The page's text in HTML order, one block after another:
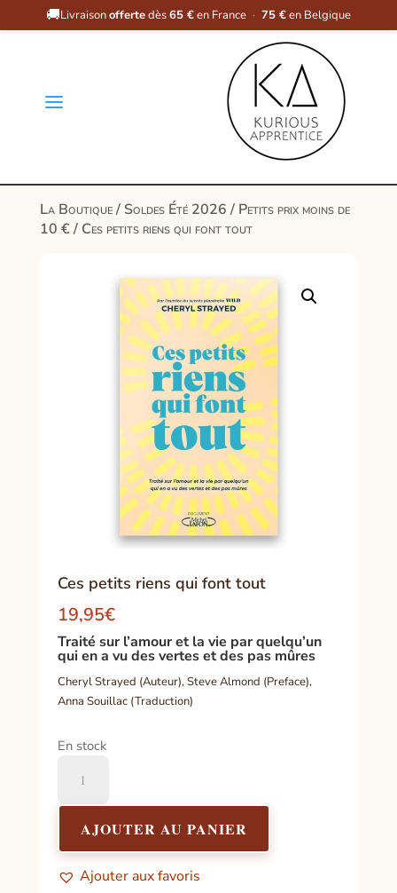
🚚Livraisonoffertedès65 €en France · 75 €en Belgique
a
La Boutique/ Soldes Été 2026/ Petits prix moins de
10 €/ Ces petits riens qui font tout
Ces petits riens qui font tout
19,95€
Traité sur l’amour et la vie par quelqu’un
qui en a vu des vertes et des pas mûres
Cheryl Strayed (Auteur), Steve Almond (Preface),
Anna Souillac (Traduction)
En stock
Ces
petits
qui
font
AJOUTER AU PANIER
Ajouter aux favoris